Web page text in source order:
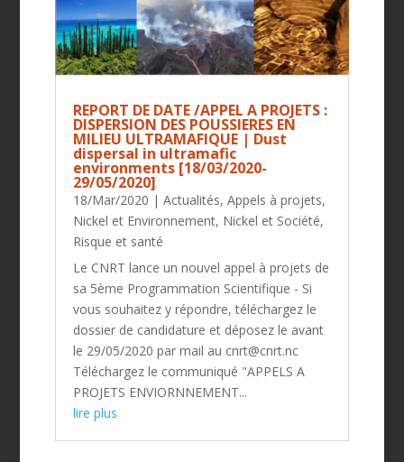
REPORT DE DATE /APPEL A PROJETS :
DISPERSION DES POUSSIERES EN
MILIEU ULTRAMAFIQUE | Dust
dispersal in ultramafic
environments [18/03/2020-
29/05/2020]
18/Mar/2020 | Actualités, Appels à projets,
Nickel et Environnement, Nickel et Société,
Risque et santé
Le CNRT lance un nouvel appel à projets de
sa 5ème Programmation Scientifique - Si
vous souhaitez y répondre, téléchargez le
dossier de candidature et déposez le avant
le 29/05/2020 par mail au cnrt@cnrt.nc
Téléchargez le communiqué "APPELS A
PROJETS ENVIORNNEMENT...
lire plus